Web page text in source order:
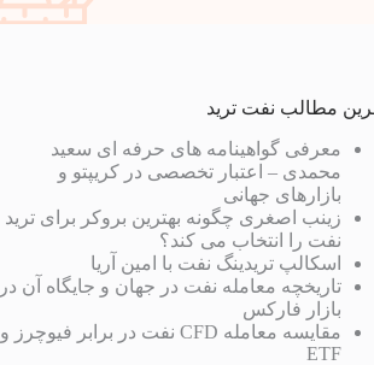
مطالب نفت ترید
معرفی گواهینامه های حرفه ای سعید
محمدی – اعتبار تخصصی در کریپتو و
بازارهای جهانی
زینب اصغری چگونه بهترین بروکر برای ترید
نفت را انتخاب می کند؟
اسکالپ تریدینگ نفت با امین آریا
تاریخچه معامله نفت در جهان و جایگاه آن در
بازار فارکس
مقایسه معامله CFD نفت در برابر فیوچرز و
ETF